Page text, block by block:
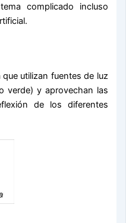
complicado incluso
utilizan fuentes de luz
verde) y aprovechan las
de los diferentes